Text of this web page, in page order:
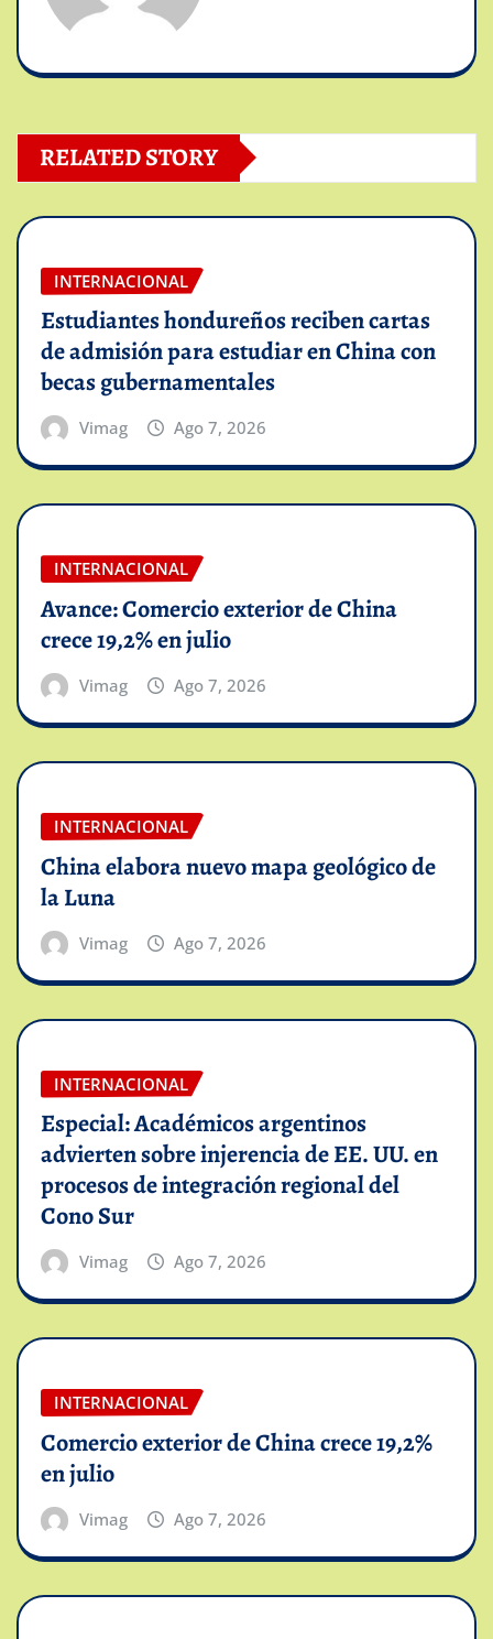
RELATED STORY
INTERNACIONAL
Estudiantes hondureños reciben cartas
de admisión para estudiar en China con
becas gubernamentales
Vimag Ago 7, 2026
INTERNACIONAL
Avance: Comercio exterior de China
crece 19,2% en julio
Vimag Ago 7, 2026
INTERNACIONAL
China elabora nuevo mapa geológico de
la Luna
Vimag Ago 7, 2026
INTERNACIONAL
Especial: Académicos argentinos
advierten sobre injerencia de EE. UU. en
procesos de integración regional del
Cono Sur
Vimag Ago 7, 2026
INTERNACIONAL
Comercio exterior de China crece 19,2%
en julio
Vimag Ago 7, 2026